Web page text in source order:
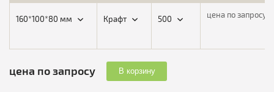
160*100*80 мм Крафт 500 цена по запросу
цена по запросу В корзину